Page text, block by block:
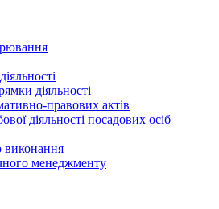
діяльності
правових актів
діяльності посадових осіб
виконання
менеджменту